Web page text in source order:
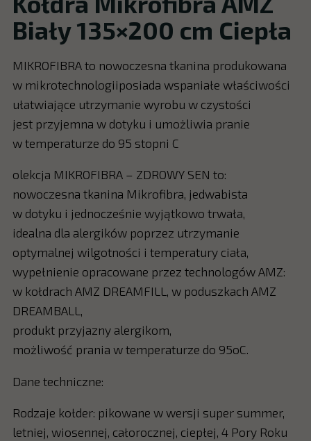
Biały 135×200 cm Ciepła
MIKROFIBRA to nowoczesna tkanina produkowana
w mikrotechnologiiposiada wspaniałe właściwości
ułatwiające utrzymanie wyrobu w czystości
jest przyjemna w dotyku i umożliwia pranie
w temperaturze do 95 stopni C
olekcja MIKROFIBRA – ZDROWY SEN to:
nowoczesna tkanina Mikrofibra, jedwabista
w dotyku i jednocześnie wyjątkowo trwała,
idealna dla alergików poprzez utrzymanie
optymalnej wilgotności i temperatury ciała,
wypełnienie opracowane przez technologów AMZ:
w kołdrach AMZ DREAMFILL, w poduszkach AMZ
DREAMBALL,
produkt przyjazny alergikom,
możliwość prania w temperaturze do 95oC.
Dane techniczne:
Rodzaje kołder: pikowane w wersji super summer,
letniej, wiosennej, całorocznej, ciepłej, 4 Pory Roku